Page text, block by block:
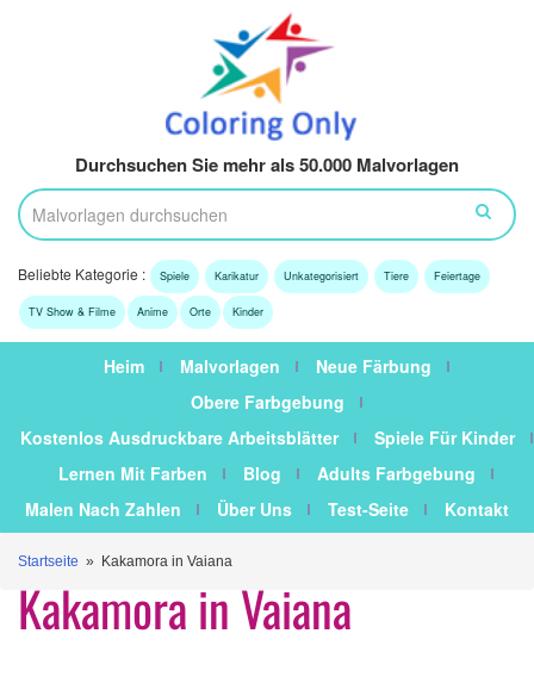
Durchsuchen Sie mehr als 50.000 Malvorlagen
Beliebte Kategorie : Spiele Karikatur Unkategorisiert Tiere Feiertage
TV Show & Filme Anime Orte Kinder
Heim Malvorlagen
Neue Färbung
Obere Farbgebung
Kostenlos Ausdruckbare Arbeitsblätter
Spiele Für Kinder
Lernen Mit Farben
Blog
Adults Farbgebung
Malen Nach Zahlen
Über Uns Test-Seite Kontakt
Startseite » Kakamora in Vaiana
Kakamora in Vaiana